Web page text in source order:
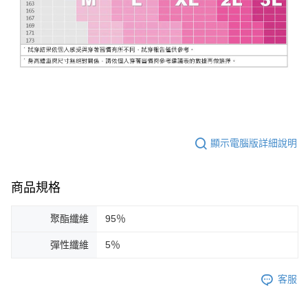
顯示電腦版詳細說明
商品規格
聚酯纖維 95％
彈性纖維 5％
客服